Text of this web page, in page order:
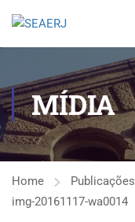
MÍDIA
Home Publicações
img-20161117-wa0014